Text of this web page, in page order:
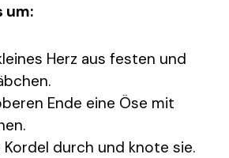
um:
Herz aus festen und
Ende eine Öse mit
Kordel durch und knote sie.